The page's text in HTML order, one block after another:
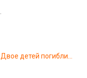
Двое детей погибли